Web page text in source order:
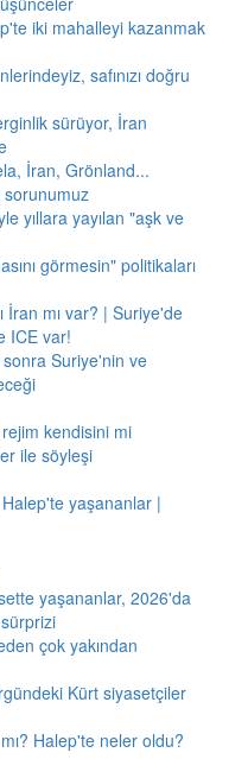
iki mahalleyi kazanmak
safınızı doğru
sürüyor, İran
İran, Grönland...
yıllara yayılan "aşk ve
görmesin" politikaları
İran mı var? | Suriye'de
ICE var!
Suriye'nin ve
kendisini mi
ile söyleşi
yaşananlar |
yaşananlar, 2026'da
çok yakından
Kürt siyasetçiler
Halep'te neler oldu?